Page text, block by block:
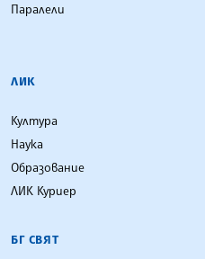
Паралели
ЛИК
Култура
Наука
Образование
ЛИК Куриер
БГ СВЯТ